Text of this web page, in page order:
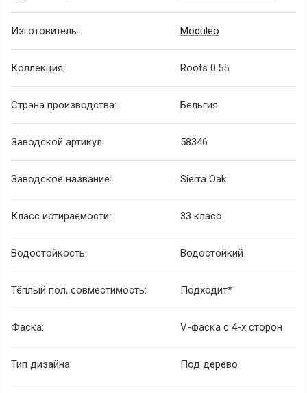
Изготовитель: Moduleo
Коллекция: Roots 0.55
Страна производства: Бельгия
Заводской артикул: 58346
Заводское название: Sierra Oak
Класс истираемости: 33 класс
Водостойкость: Водостойкий
Тёплый пол, совместимость: Подходит*
Фаска: V-фаска с 4-х сторон
Тип дизайна: Под дерево